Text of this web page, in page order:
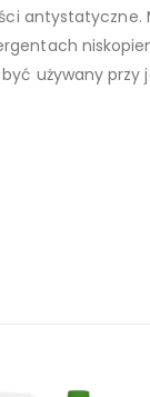
antystatyczne.
używany przy